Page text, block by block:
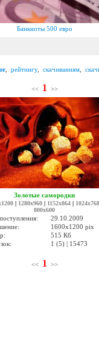
Банкноты 500 евро
рейтингу, скачиваниям
<< 1 >>
Золотые самородки
| 1280x960| 1152x864| 1024x768
800x600
29.10.2009
1600x1200 pix
515 Кб
1 (5) | 15473
<< 1 >>